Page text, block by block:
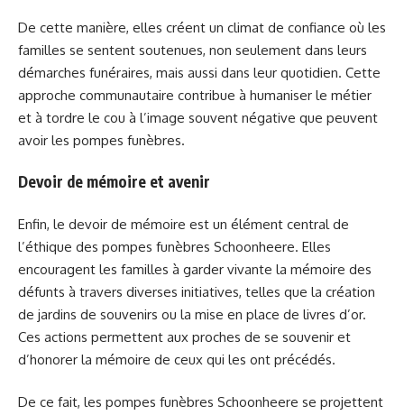
De cette manière, elles créent un climat de confiance où les
familles se sentent soutenues, non seulement dans leurs
démarches funéraires, mais aussi dans leur quotidien. Cette
approche communautaire contribue à humaniser le métier
et à tordre le cou à l’image souvent négative que peuvent
avoir les pompes funèbres.
Devoir de mémoire et avenir
Enfin, le devoir de mémoire est un élément central de
l’éthique des pompes funèbres Schoonheere. Elles
encouragent les familles à garder vivante la mémoire des
défunts à travers diverses initiatives, telles que la création
de jardins de souvenirs ou la mise en place de livres d’or.
Ces actions permettent aux proches de se souvenir et
d’honorer la mémoire de ceux qui les ont précédés.
De ce fait, les pompes funèbres Schoonheere se projettent